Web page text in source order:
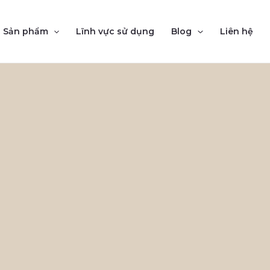
Sản phẩm Lĩnh vực sử dụng Blog Liên hệ